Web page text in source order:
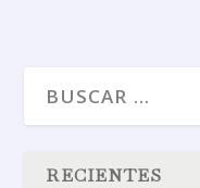
RECIENTES